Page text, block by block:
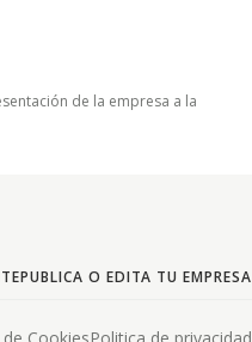
de la empresa a la
PUBLICA O EDITA TU EMPRESA